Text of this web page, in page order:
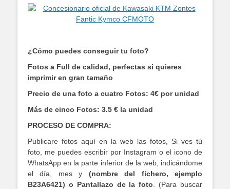
¿Cómo puedes conseguir tu foto?
Fotos a Full de calidad, perfectas si quieres
imprimir en gran tamaño
Precio de una foto a cuatro Fotos: 4€ por unidad
Más de cinco Fotos: 3.5 € la unidad
PROCESO DE COMPRA:
Publicare fotos aquí en la web las fotos, Si ves tú
foto, me puedes escribir por Instagram o el icono de
WhatsApp en la parte inferior de la web, indicándome
el día, mes y (nombre del fichero, ejemplo
B23A6421) o Pantallazo de la foto . (Para buscar